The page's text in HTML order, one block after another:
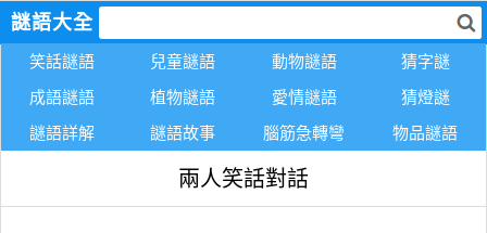
謎語大全
笑話謎語 兒童謎語 動物謎語
猜字謎
成語謎語
植物謎語 愛情謎語
猜燈謎
謎語詳解
謎語故事 腦筋急轉彎 物品謎語
兩人笑話對話